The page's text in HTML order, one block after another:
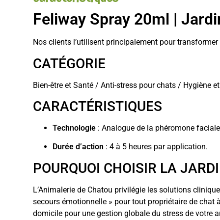
Feliway Spray 20ml |
Nos clients l’utilisent principalement pour
CATÉGORIE
Bien-être et Santé / Anti-stress pour chats / Hygiène
CARACTÉRISTIQUES
Technologie : Analogue de la phéromone
Durée d’action : 4 à 5 heures par application.
POURQUOI CHOISIR LA
L’Animalerie de Chatou privilégie les solutions
secours émotionnelle » pour tout propriétaire de
domicile pour une gestion globale du stress de votre